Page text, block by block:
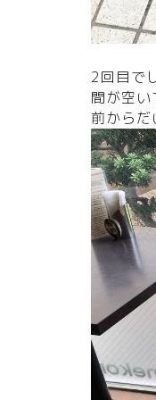
2回目で
間が空い
前から